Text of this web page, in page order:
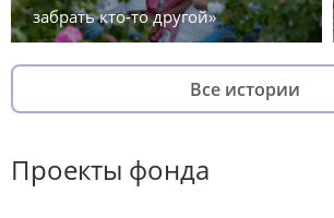
забрать кто-то другой»
Все истории
Проекты фонда